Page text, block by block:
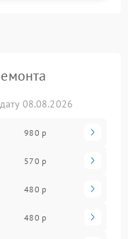
08.08.2026
980 р
570 р
480 р
480 р